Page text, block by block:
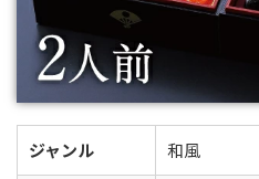
ジャンル 和風